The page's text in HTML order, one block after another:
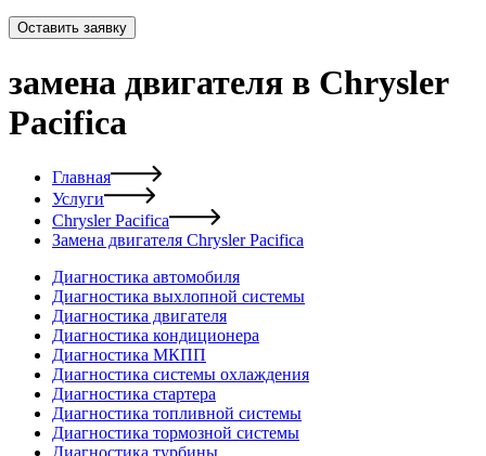
Оставить заявку
замена двигателя в Chrysler
Pacifica
Главная
Услуги
Chrysler Pacifica
Замена двигателя Chrysler Pacifica
Диагностика автомобиля
Диагностика выхлопной системы
Диагностика двигателя
Диагностика кондиционера
Диагностика МКПП
Диагностика системы охлаждения
Диагностика стартера
Диагностика топливной системы
Диагностика тормозной системы